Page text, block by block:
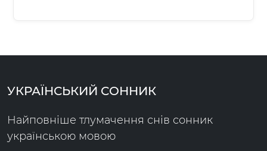
УКРАЇНСЬКИЙ СОННИК
Найповніше тлумачення снів сонник
українською мовою